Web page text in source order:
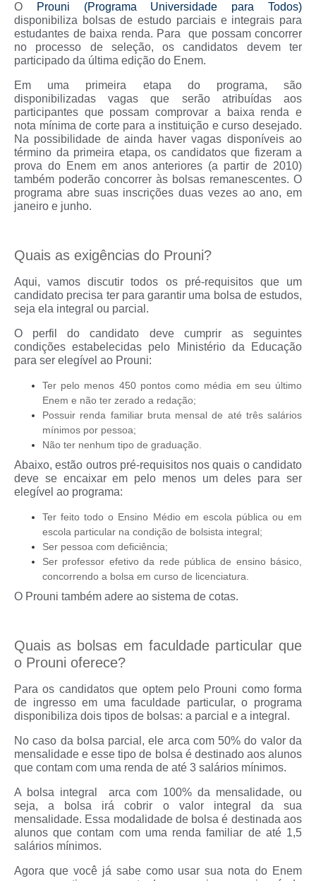
O
Prouni (Programa Universidade para Todos)
disponibiliza bolsas de estudo parciais e integrais para
estudantes de baixa renda. Para que possam concorrer
no processo de seleção, os candidatos devem ter
participado da última edição do Enem.
Em uma primeira etapa do programa, são
disponibilizadas vagas que serão atribuídas aos
participantes que possam comprovar a baixa renda e
nota mínima de corte para a instituição e curso desejado.
Na possibilidade de ainda haver vagas disponíveis ao
término da primeira etapa, os candidatos que fizeram a
prova do Enem em anos anteriores (a partir de 2010)
também poderão concorrer às bolsas remanescentes. O
programa abre suas inscrições duas vezes ao ano, em
janeiro e junho.
Quais as exigências do Prouni?
Aqui, vamos discutir todos os pré-requisitos que um
candidato precisa ter para garantir uma bolsa de estudos,
seja ela integral ou parcial.
O perfil do candidato deve cumprir as seguintes
condições estabelecidas pelo Ministério da Educação
para ser elegível ao Prouni:
Ter pelo menos 450 pontos como média em seu último
Enem e não ter zerado a redação;
Possuir renda familiar bruta mensal de até três salários
mínimos por pessoa;
Não ter nenhum tipo de graduação.
Abaixo, estão outros pré-requisitos nos quais o candidato
deve se encaixar em pelo menos um deles para ser
elegível ao programa:
Ter feito todo o Ensino Médio em escola pública ou em
escola particular na condição de bolsista integral;
Ser pessoa com deficiência;
Ser professor efetivo da rede pública de ensino básico,
concorrendo a bolsa em curso de licenciatura.
O Prouni também adere ao sistema de cotas.
Quais as bolsas em faculdade particular que
o Prouni oferece?
Para os candidatos que optem pelo Prouni como forma
de ingresso em uma faculdade particular, o programa
disponibiliza dois tipos de bolsas: a parcial e a integral.
No caso da bolsa parcial, ele arca com 50% do valor da
mensalidade e esse tipo de bolsa é destinado aos alunos
que contam com uma renda de até 3 salários mínimos.
A bolsa integral arca com 100% da mensalidade, ou
seja, a bolsa irá cobrir o valor integral da sua
mensalidade. Essa modalidade de bolsa é destinada aos
alunos que contam com uma renda familiar de até 1,5
salários mínimos.
Agora que você já sabe como usar sua nota do Enem